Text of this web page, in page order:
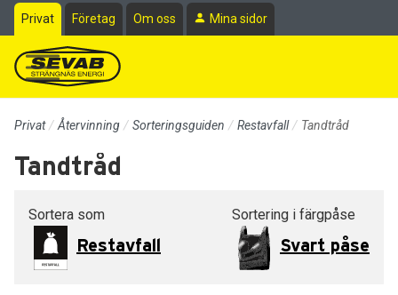
Till sidans huvudinnehåll
Privat Företag Om oss Mina sidor
Privat Återvinning Sorteringsguiden Restavfall Tandtråd
Tandtråd
Sortera som
Restavfall
Sortering i färgpåse
Svart påse